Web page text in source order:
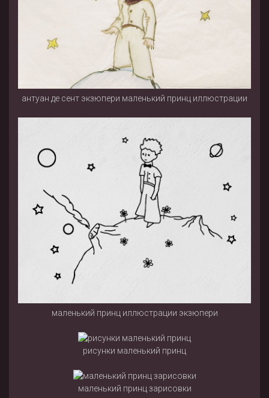
антуан де сент экзюпери маленький принц иллюстрации
маленький принц иллюстрации экзюпери
рисунки маленький принц
маленький принц зарисовки